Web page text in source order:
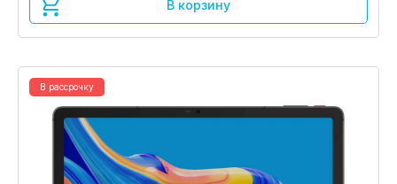
В корзину
В рассрочку